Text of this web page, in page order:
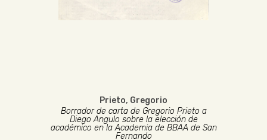
Prieto, Gregorio
Borrador de carta de Gregorio Prieto a
Diego Angulo sobre la elección de
académico en la Academia de BBAA de San
Fernando